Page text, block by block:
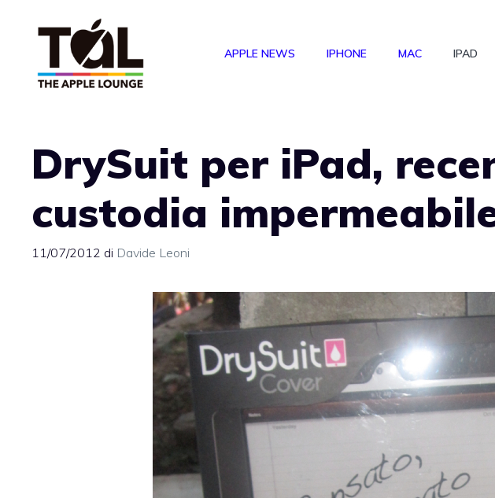
APPLE NEWS IPHONE MAC IPAD
DrySuit per iPad,
custodia
11/07/2012 di Davide Leoni